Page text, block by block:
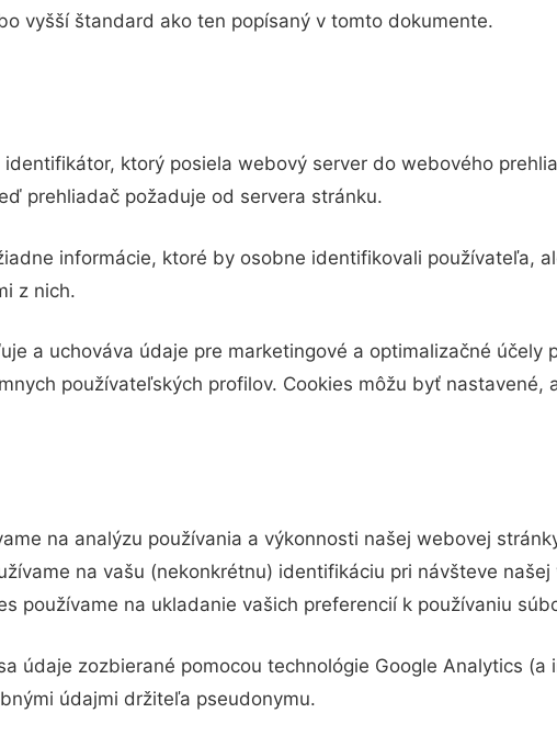
vyšší štandard ako ten popísaný v tomto dokumente.
ktorý posiela webový server do webového
prehliadač požaduje od servera stránku.
informácie, ktoré by osobne identifikovali používateľa,
z nich.
a uchováva údaje pre marketingové a optimalizačné
používateľských profilov. Cookies môžu byť
na analýzu používania a výkonnosti našej webovej
na vašu (nekonkrétnu) identifikáciu pri návšteve
používame na ukladanie vašich preferencií k používaniu
údaje zozbierané pomocou technológie Google Analytics
údajmi držiteľa pseudonymu.